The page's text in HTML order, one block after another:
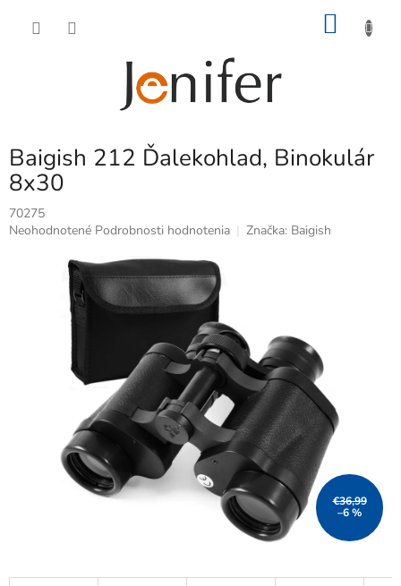
Baigish 212 Ďalekohlad, Binokulár
8x30
70275
Priemerné
Neohodnotené Podrobnosti hodnotenia Značka: Baigish
€36,99
–6 %